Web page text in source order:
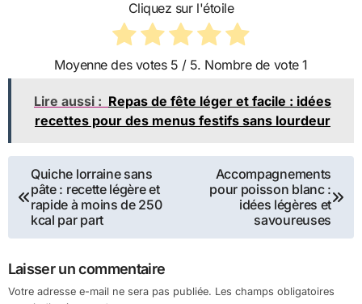
Cliquez sur l'étoile
Moyenne des votes 5 / 5. Nombre de vote1
Lire aussi : Repas de fête léger et facile : idées
recettes pour des menus festifs sans lourdeur
Navigation
de
l’article
Quiche lorraine sans
pâte : recette légère et
rapide à moins de 250
kcal par part
Accompagnements
pour poisson blanc :
idées légères et
savoureuses
Laisser un commentaire
Votre adresse e-mail ne sera pas publiée. Les champs obligatoires